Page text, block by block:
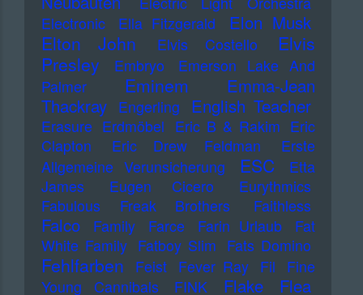
Electronic
Ella Fitzgerald Elon Musk
Elton John Elvis Costello
Elvis
Presley
Embryo
Emerson Lake And
Palmer
Eminem
Emma-Jean
Thackray
Engerling English Teacher
Erasure Erdmöbel Eric B & Rakim Eric
Clapton
Eric Drew Feldman
Erste
Allgemeine Verunsicherung
ESC
Etta
James
Eugen Cicero
Eurythmics
Fabulous Freak Brothers
Faithless
Falco Family Farce Farin Urlaub
Fat
White Family Fatboy Slim Fats Domino
Fehlfarben Feist Fever Ray Fil
Fine
Young Cannibals
FINK Flake
Flea